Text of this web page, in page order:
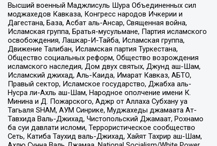
Высший военный Маджлисуль Шура Объединенных сил
моджахедов Кавказа, Конгресс народов Ичкерии и
Дагестана, База, Асбат аль-Ансар, Священная война,
Исламская группа, Братья-мусульмане, Партия исламского
освобождения, Лашкар-И-Тайба, Исламская группа,
Движение Талибан, Исламская партия Туркестана,
Общество социальных реформ, Общество возрождения
исламского наследия, Дом двух святых, Джунд аш-Шам,
Исламский джихад, Аль-Каида, Имарат Кавказ, АБТО,
Правый сектор, Исламское государство, Джабха аль-
Нусра ли-Ахль аш-Шам, Народное ополчение имени К.
Минина и Д. Пожарского, Аджр от Аллаха Субхану уа
Тагьаля SHAM, АУМ Синрике, Муджахеды джамаата Ат-
Тавхида Валь-Джихад, Чистопольский Джамаат, Рохнамо
ба суи давлати исломи, Террористическое сообщество
Сеть, Катиба Таухид валь-Джихад, Хайят Тахрир аш-Шам,